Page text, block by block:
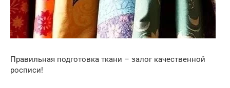
Правильная подготовка ткани – залог качественной
росписи!